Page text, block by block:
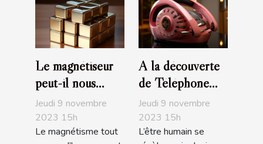
Le magnétiseur
peut-il nous
soigner de nos
maux ?
Jeudi 9 novembre
2023 15h
Le magnétisme tout
A la découverte
de Téléphone
Rose
Jeudi 9 novembre
2023 15h
L’être humain se